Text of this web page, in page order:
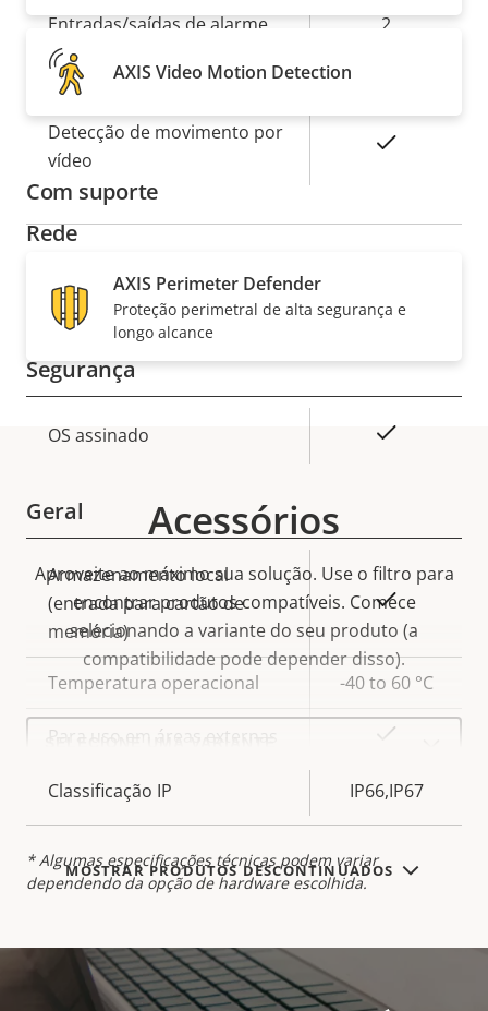
Entradas/saídas de alarme 2
Conectores seriais
Detecção de movimento por
vídeo
Rede
Descrição
da
Valor da
propriedade
Classe de PoE
Segurança
Descrição
OS assinado
Geral
Descrição
da
propriedade
Valor da
propriedade
Armazenamento local
(entrada para cartão de
memória)
Sim
Temperatura operacional -40 to 60 °C
Para uso em áreas externas
Classificação IP IP66,IP67
* Algumas especificações técnicas podem variar
dependendo da opção de hardware escolhida.
AXIS Video Motion Detection
Com suporte
AXIS Perimeter Defender
Proteção perimetral de alta segurança e
longo alcance
Acessórios
Aproveite ao máximo sua solução. Use o filtro para
encontrar produtos compatíveis. Comece
selecionando a variante do seu produto (a
compatibilidade pode depender disso).
Select
variant:
MOSTRAR PRODUTOS DESCONTINUADOS